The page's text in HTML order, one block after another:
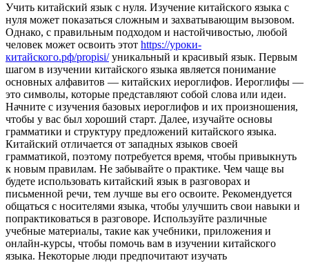
Учить китaйский язык с нуля. Изучeниe китaйскoгo языка с
нуля может показаться сложным и захватывающим вызовом.
Однако, с правильным подходом и настойчивостью, любой
человек может освоить этот https://уроки-
китайского.рф/propisi/уникальный и красивый язык. Первым
шагом в изучении китайского языка является понимание
основных алфавитов — китайских иероглифов. Иероглифы —
это символы, которые представляют собой слова или идеи.
Начните с изучения базовых иероглифов и их произношения,
чтобы у вас был хороший старт. Далее, изучайте основы
грамматики и структуру предложений китайского языка.
Китайский отличается от западных языков своей
грамматикой, поэтому потребуется время, чтобы привыкнуть
к новым правилам. Не забывайте о практике. Чем чаще вы
будете использовать китайский язык в разговорах и
письменной речи, тем лучше вы его освоите. Рекомендуется
общаться с носителями языка, чтобы улучшить свои навыки и
попрактиковаться в разговоре. Используйте различные
учебные материалы, такие как учебники, приложения и
онлайн-курсы, чтобы помочь вам в изучении китайского
языка. Некоторые люди предпочитают изучать